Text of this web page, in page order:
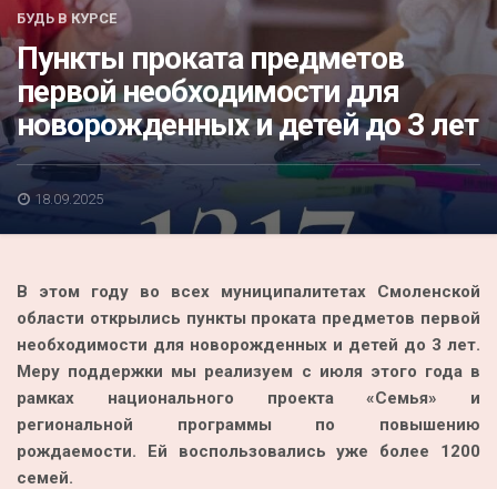
Акция
К 70-летию районного Дома культуры
Конкурс
Люди родного края
Национальные проекты
Перепись — 2020
БУДЬ В КУРСЕ
Пункты проката предметов
первой необходимости для
новорожденных и детей до 3 лет
18.09.2025
В этом году во всех муниципалитетах Смоленской
области открылись пункты проката предметов первой
необходимости для новорожденных и детей до 3 лет.
Меру поддержки мы реализуем с июля этого года в
рамках национального проекта «Семья» и
региональной программы по повышению
рождаемости. Ей воспользовались уже более 1200
семей.